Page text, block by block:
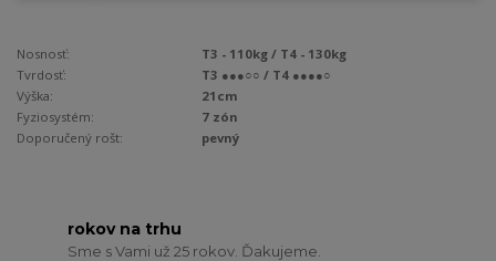
Nosnosť:
T3 - 110kg / T4 - 130kg
Tvrdosť:
T3 ●●●○○ / T4 ●●●●○
Výška:
21cm
Fyziosystém:
7 zón
Doporučený rošt:
pevný
rokov na trhu
Sme s Vami už 25 rokov. Ďakujeme.